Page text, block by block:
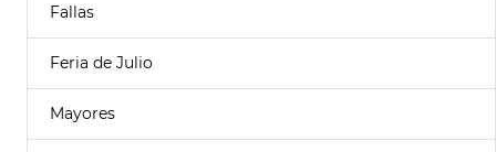
Fallas
Feria de Julio
Mayores